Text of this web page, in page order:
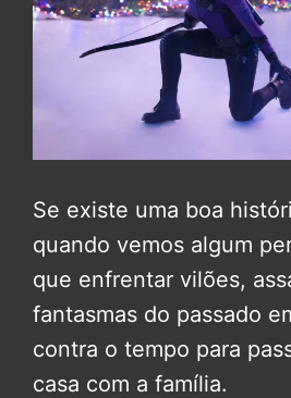
Se existe uma boa
quando vemos algum
que enfrentar vilões,
fantasmas do passado
contra o tempo para
casa com a família.